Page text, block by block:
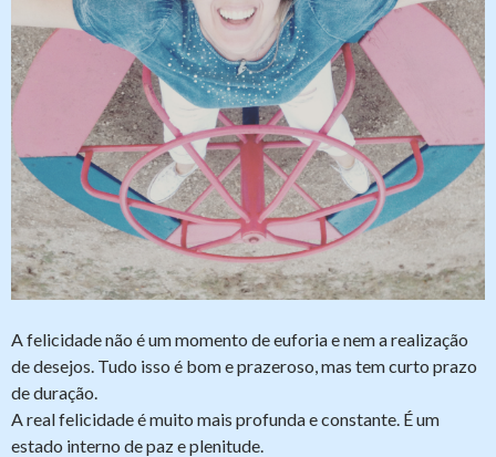
A felicidade não é um momento de euforia e nem a realização
de desejos. Tudo isso é bom e prazeroso, mas tem curto prazo
de duração.
A real felicidade é muito mais profunda e constante. É um
estado interno de paz e plenitude.